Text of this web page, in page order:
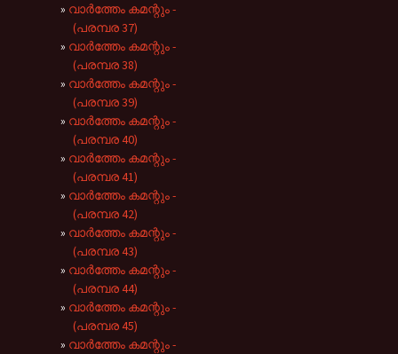
വാർത്തേം കമന്റും -
(പരമ്പര 37)
വാർത്തേം കമന്റും -
(പരമ്പര 38)
വാർത്തേം കമന്റും -
(പരമ്പര 39)
വാർത്തേം കമന്റും -
(പരമ്പര 40)
വാർത്തേം കമന്റും -
(പരമ്പര 41)
വാർത്തേം കമന്റും -
(പരമ്പര 42)
വാർത്തേം കമന്റും -
(പരമ്പര 43)
വാർത്തേം കമന്റും -
(പരമ്പര 44)
വാർത്തേം കമന്റും -
(പരമ്പര 45)
വാർത്തേം കമന്റും -